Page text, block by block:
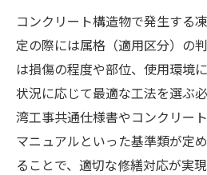
コンクリート構造物で発生する
定の際には属格（適用区分）の
は損傷の程度や部位、使用環境
状況に応じて最適な工法を選ぶ
湾工事共通仕様書やコンクリー
マニュアルといった基準類が定
ることで、適切な修繕対応が実現